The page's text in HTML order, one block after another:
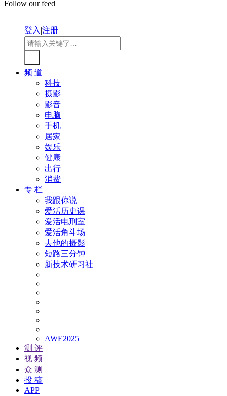
Follow our feed
登入|注册
频 道
科技
摄影
影音
电脑
手机
居家
娱乐
健康
出行
消费
专 栏
我跟你说
爱活历史课
爱活电刑室
爱活角斗场
去他的摄影
短路三分钟
新技术研习社
AWE2025
测 评
视 频
众 测
投 稿
APP